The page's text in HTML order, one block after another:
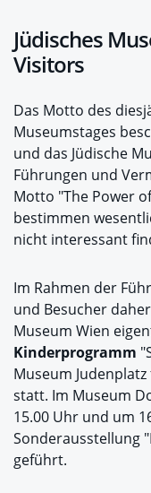
Jüdisches
Visitors
Das Motto des
Museumstages
und das Jüdische
Führungen und
Motto "The Power
bestimmen
nicht interessant
Im Rahmen der
und Besucher
Museum Wien
Kinderprogramm
Museum
statt. Im Museum
15.00 Uhr und um
Sonderausstellung
geführt.